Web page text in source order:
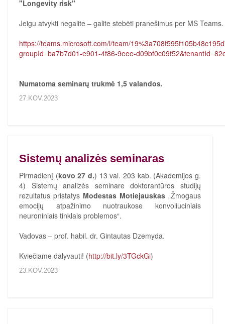
"Longevity risk"
Jeigu atvykti negalite – galite stebėti pranešimus per MS
https://teams.microsoft.com/l/team/
groupId=ba7b7d01-e901-4f86-9eee-
Numatoma seminarų trukmė 1,5 valandos.
27.KOV.2023
Sistemų analizės seminaras
Pirmadienį (kovo 27 d.) 13 val. 203 kab. (Akademijos g.
4) Sistemų analizės seminare doktorantūros studijų
rezultatus pristatys Modestas Motiejauskas „Žmogaus
emocijų atpažinimo nuotraukose konvoliuciniais
neuroniniais tinklais problemos“.
Vadovas – prof. habil. dr. Gintautas Dzemyda.
Kviečiame dalyvauti! (http://bit.ly/3TGckGi)
23.KOV.2023